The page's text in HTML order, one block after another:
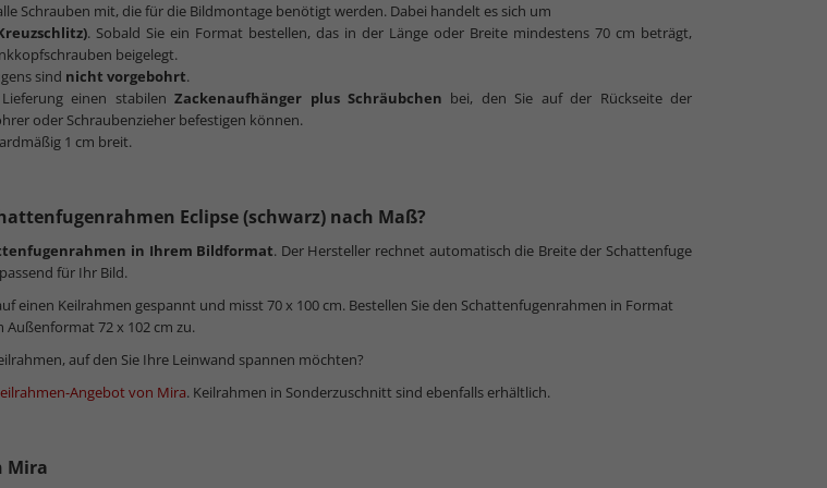
Schrauben mit, die für die Bildmontage benötigt werden. Dabei handelt es sich um
. Sobald Sie ein Format bestellen, das in der Länge oder Breite mindestens 70 cm beträgt,
beigelegt.
sind nicht vorgebohrt.
einen stabilenZackenaufhänger plus Schräubchen bei, den Sie auf der Rückseite der
oder Schraubenzieher befestigen können.
1 cm breit.
Eclipse (schwarz) nach Maß?
in Ihrem Bildformat. Der Hersteller rechnet automatisch die Breite der Schattenfuge
für Ihr Bild.
einen Keilrahmen gespannt und misst 70 x 100 cm. Bestellen Sie den Schattenfugenrahmen in Format
Außenformat 72 x 102 cm zu.
auf den Sie Ihre Leinwand spannen möchten?
Angebot von Mira. Keilrahmen in Sonderzuschnitt sind ebenfalls erhältlich.
Mira